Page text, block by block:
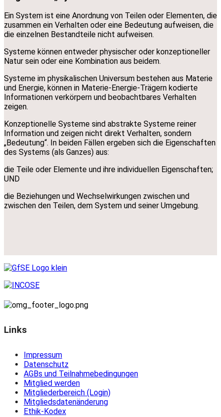
Ein System ist eine Anordnung von Teilen oder Elementen, die
zusammen ein Verhalten oder eine Bedeutung aufweisen, die
die einzelnen Bestandteile nicht aufweisen.
Systeme können entweder physischer oder konzeptioneller
Natur sein oder eine Kombination aus beidem.
Systeme im physikalischen Universum bestehen aus Materie
und Energie, können in Materie-Energie-Trägern kodierte
Informationen verkörpern und beobachtbares Verhalten
zeigen.
Konzeptionelle Systeme sind abstrakte Systeme reiner
Information und zeigen nicht direkt Verhalten, sondern
„Bedeutung“. In beiden Fällen ergeben sich die Eigenschaften
des Systems (als Ganzes) aus:
die Teile oder Elemente und ihre individuellen Eigenschaften;
UND
die Beziehungen und Wechselwirkungen zwischen und
zwischen den Teilen, dem System und seiner Umgebung.
Links
Impressum
Datenschutz
AGBs und Teilnahmebedingungen
Mitglied werden
Mitgliederbereich (Login)
Mitgliedsdatenänderung
Ethik-Kodex